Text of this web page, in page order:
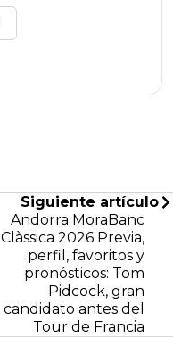
Siguiente artículo
Andorra MoraBanc
Clàssica 2026 Previa,
perfil, favoritos y
pronósticos: Tom
Pidcock, gran
candidato antes del
Tour de Francia